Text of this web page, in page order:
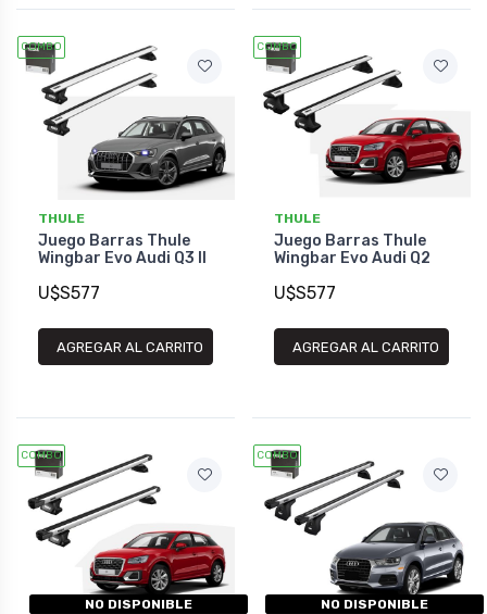
COMBO
THULE
Juego Barras Thule
Wingbar Evo Audi Q3 II
U$S577
AGREGAR AL CARRITO
COMBO
THULE
Juego Barras Thule
Wingbar Evo Audi Q2
U$S577
AGREGAR AL CARRITO
COMBO
NO DISPONIBLE
COMBO
NO DISPONIBLE